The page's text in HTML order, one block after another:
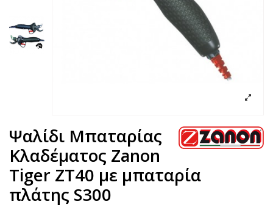
Ψαλίδι Μπαταρίας
Κλαδέματος Zanon
Tiger ZT40 με μπαταρία
πλάτης S300